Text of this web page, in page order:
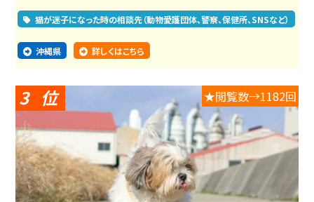
猫が迷子になった時の相談先（動物愛護団体、警察、保健所、SNSなど）
沖縄県 詳しくはこちら
3 ★閲覧数→1182回